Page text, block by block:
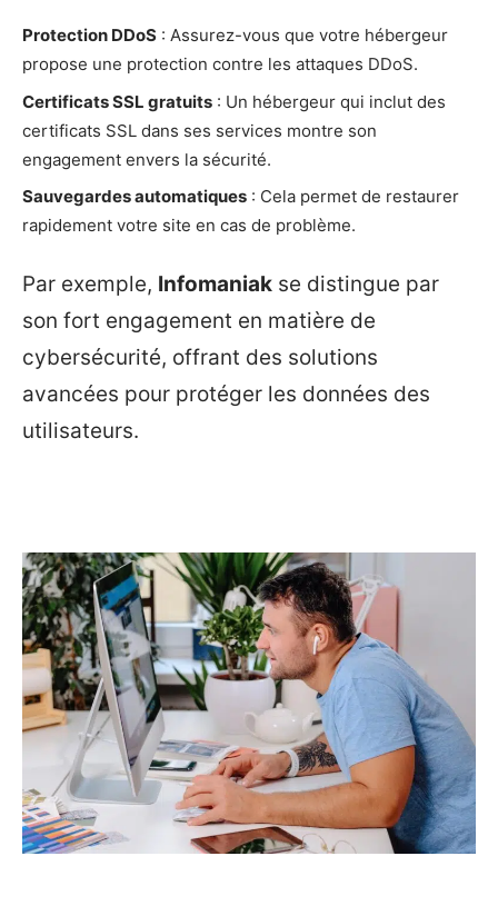
Protection DDoS : Assurez-vous que votre hébergeur
propose une protection contre les attaques DDoS.
Certificats SSL gratuits : Un hébergeur qui inclut des
certificats SSL dans ses services montre son
engagement envers la sécurité.
Sauvegardes automatiques : Cela permet de restaurer
rapidement votre site en cas de problème.
Par exemple, Infomaniak se distingue par
son fort engagement en matière de
cybersécurité, offrant des solutions
avancées pour protéger les données des
utilisateurs.